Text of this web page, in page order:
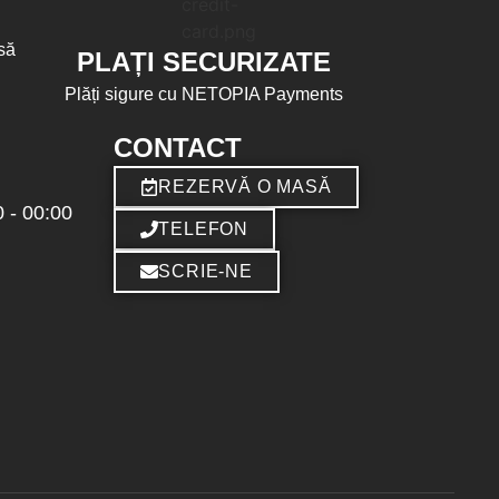
PLAȚI SECURIZATE
Plăți sigure cu NETOPIA Payments
- 00:00
CONTACT
REZERVĂ O MASĂ
TELEFON
SCRIE-NE